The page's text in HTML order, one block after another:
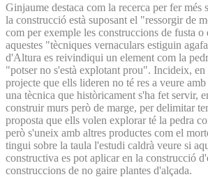
Ginjaume destaca com la recerca per fer més
la construcció està suposant el "ressorgir de
com per exemple les construccions de fusta
aquestes "tècniques vernaculars estiguin
d'Altura es reivindiqui un element com la
"potser no s'està explotant prou". Incideix, en
projecte que ells lideren no té res a veure amb
una tècnica que històricament s'ha fet servir,
construir murs però de marge, per delimitar
proposta que ells volen explorar té la pedra
però s'uneix amb altres productes com el
tingui sobre la taula l'estudi caldrà veure si
constructiva es pot aplicar en la construcció
construccions de no gaire plantes d'alçada.